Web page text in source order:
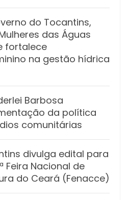
do Tocantins,
das Águas
fortalece
na gestão hídrica
Barbosa
da política
comunitárias
divulga edital para
Feira Nacional de
do Ceará (Fenacce)